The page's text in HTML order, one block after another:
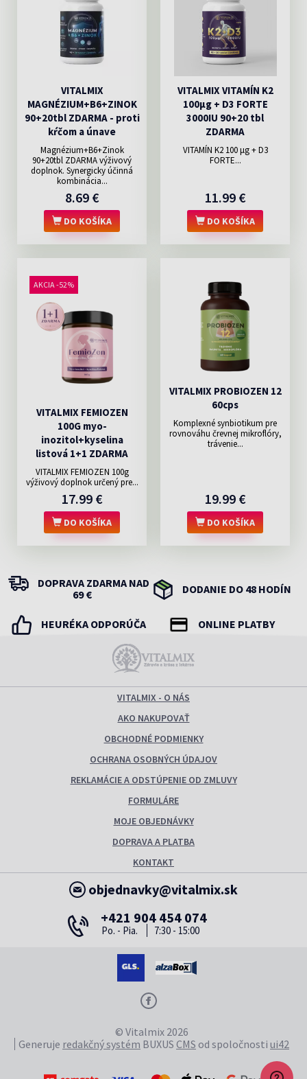
VITALMIX
MAGNÉZIUM+B6+ZINOK
90+20tbl ZDARMA - proti
kŕčom a únave
Magnézium+B6+Zinok
90+20tbl ZDARMA výživový
doplnok. Synergicky účinná
kombinácia...
8.69 €
DO KOŠÍKA
VITALMIX VITAMÍN K2
100µg + D3 FORTE
3000IU 90+20 tbl
ZDARMA
VITAMÍN K2 100 μg + D3
FORTE...
11.99 €
DO KOŠÍKA
AKCIA -52%
VITALMIX FEMIOZEN
100G myo-
inozitol+kyselina
listová 1+1 ZDARMA
VITALMIX FEMIOZEN 100g
výživový doplnok určený pre...
17.99 €
DO KOŠÍKA
VITALMIX PROBIOZEN 12
60cps
Komplexné synbiotikum pre
rovnováhu črevnej mikroflóry,
trávenie...
19.99 €
DO KOŠÍKA
DOPRAVA ZDARMA NAD
69 €
DODANIE DO 48 HODÍN
HEURÉKA ODPORÚČA ONLINE PLATBY
VITALMIX - O NÁS
AKO NAKUPOVAŤ
OBCHODNÉ PODMIENKY
OCHRANA OSOBNÝCH ÚDAJOV
REKLAMÁCIE A ODSTÚPENIE OD ZMLUVY
FORMULÁRE
MOJE OBJEDNÁVKY
DOPRAVA A PLATBA
KONTAKT
objednavky@vitalmix.sk
+421 904 454 074
Po. - Pia. 7:30 - 15:00
© Vitalmix 2026
Generuje redakčný systém BUXUS CMS od spoločnosti ui42